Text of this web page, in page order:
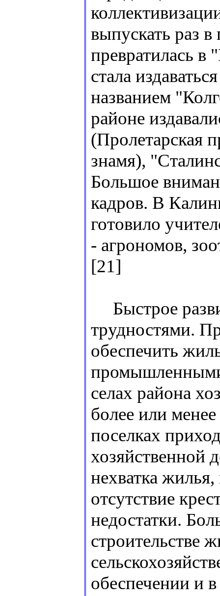
выпускать раз в
превратилась в
стала
названием
районе
(Пролетарская
знамя),
Большое
кадров. В
готовило
- агрономов,
[21]
Быстрое
трудностями.
обеспечить
селах района
более или
поселках
хозяйственной
нехватка
отсутствие
недостатки.
строительстве
обеспечении и